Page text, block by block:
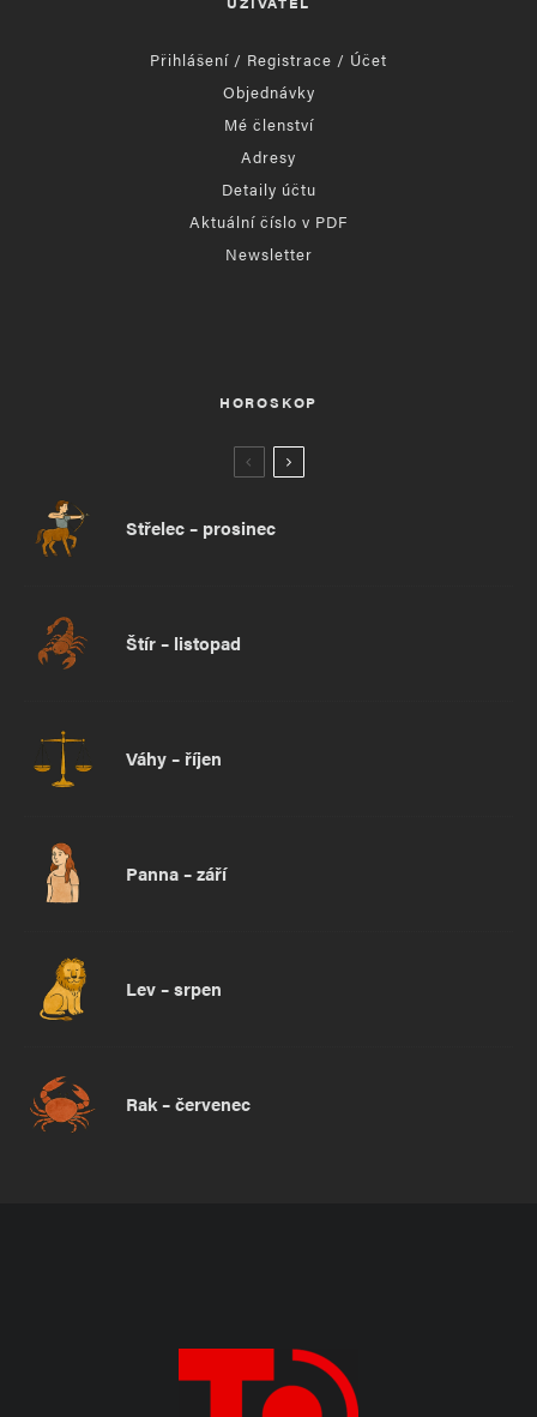
Přihlášení / Registrace / Účet
Objednávky
Mé členství
Adresy
Detaily účtu
Aktuální číslo v PDF
Newsletter
HOROSKOP
Střelec – prosinec
Štír – listopad
Váhy – říjen
Panna – září
Lev – srpen
Rak – červenec